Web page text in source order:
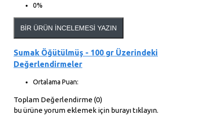
0%
BIR ÜRÜN İNCELEMESI YAZIN
Sumak Öğütülmüş - 100 gr Üzerindeki
Değerlendirmeler
Ortalama Puan:
Toplam Değerlendirme (0)
bu ürüne yorum eklemek için burayı tıklayın.